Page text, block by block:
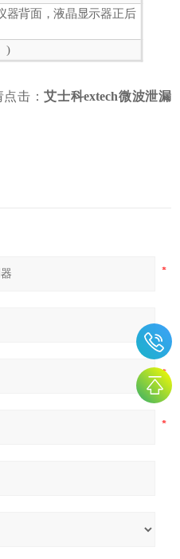
器背面，液晶显示器正后
)
点击：艾士科extech微波泄漏